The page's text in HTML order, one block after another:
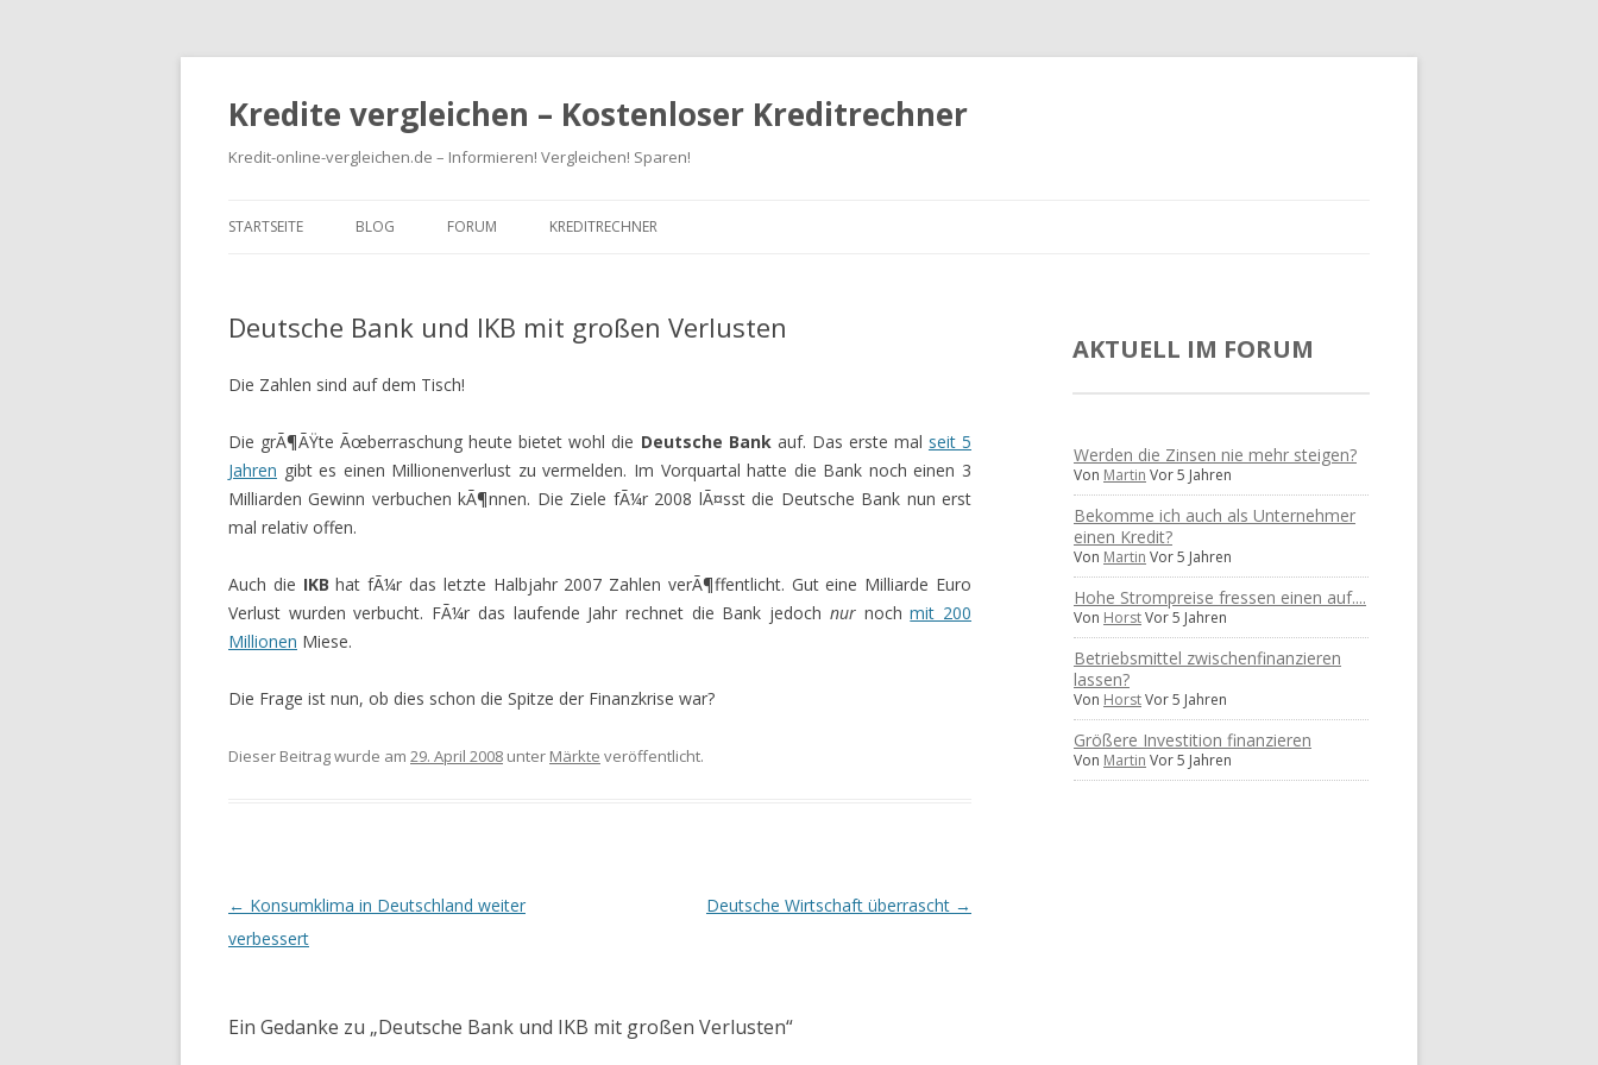
Kredite vergleichen – Kostenloser Kreditrechner
Kredit-online-vergleichen.de – Informieren! Vergleichen! Sparen!
STARTSEITE BLOG FORUM KREDITRECHNER
Deutsche Bank und IKB mit großen Verlusten
Die Zahlen sind auf dem Tisch!
Die grÃ¶ÃŸte Ãœberraschung heute bietet wohl die Deutsche Bankauf. Das erste mal seit 5
Jahren gibt es einen Millionenverlust zu vermelden. Im Vorquartal hatte die Bank noch einen 3
Milliarden Gewinn verbuchen kÃ¶nnen. Die Ziele fÃ¼r 2008 lÃ¤sst die Deutsche Bank nun erst
mal relativ offen.
Auch die IKB hat fÃ¼r das letzte Halbjahr 2007 Zahlen verÃ¶ffentlicht. Gut eine Milliarde Euro
Verlust wurden verbucht. FÃ¼r das laufende Jahr rechnet die Bank jedoch nurnochmit 200
Millionen Miese.
Die Frage ist nun, ob dies schon die Spitze der Finanzkrise war?
Dieser Beitrag wurde am 29. April 2008 unter Märkte veröffentlicht.
Beitrags-
Navigation
← Konsumklima in Deutschland weiter
verbessert
Deutsche Wirtschaft überrascht →
Ein Gedanke zu „Deutsche Bank und IKB mit großen Verlusten“
AKTUELL IM FORUM
Werden die Zinsen nie mehr steigen?
Von Martin Vor 5 Jahren
Bekomme ich auch als Unternehmer
einen Kredit?
Von Martin Vor 5 Jahren
Hohe Strompreise fressen einen auf....
Von HorstVor 5 Jahren
Betriebsmittel zwischenfinanzieren
lassen?
Von HorstVor 5 Jahren
Größere Investition finanzieren
Von Martin Vor 5 Jahren